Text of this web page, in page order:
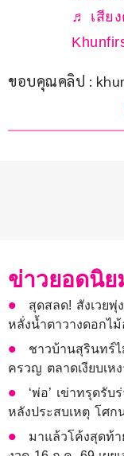
♬ เสีย
ขอบคุณคลิป :
ข่าวยอดนิ
สุดสลด! สังเวยพุ่
หลั่งน้ำตาวางดอกไม้
ชาวบ้านสุรินทร์ไ
ครวญ ตลาดเงียบเห
‘พ่อ’ เข่าทรุดรับ
หลังประสบเหตุ โศก
มาแล้วโค้งสุดท้า